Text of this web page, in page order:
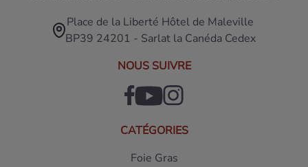
Place de la Liberté Hôtel de Maleville
BP39 24201 - Sarlat la Canéda Cedex
NOUS SUIVRE
CATÉGORIES
Foie Gras